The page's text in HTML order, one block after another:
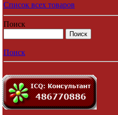
Список всех товаров
Поиск
Поиск